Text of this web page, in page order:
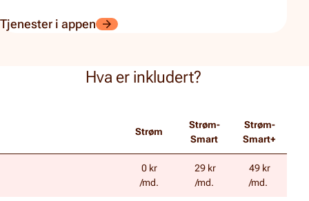
Tjenester i appen
Hva er inkludert?
Strøm
Strøm-
Smart
Strøm-
Smart+
0 kr
/md.
29 kr
/md.
49 kr
/md.